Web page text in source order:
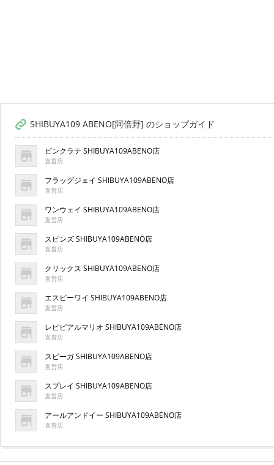
SHIBUYA109 ABENO[阿倍野] のショップガイド
ピンクラテ SHIBUYA109ABENO店
直営店
フラッグジェイ SHIBUYA109ABENO店
直営店
ワンウェイ SHIBUYA109ABENO店
直営店
スピンズ SHIBUYA109ABENO店
直営店
クリックス SHIBUYA109ABENO店
直営店
エスビーワイ SHIBUYA109ABENO店
直営店
レピピアルマリオ SHIBUYA109ABENO店
直営店
スピーガ SHIBUYA109ABENO店
直営店
スプレイ SHIBUYA109ABENO店
直営店
アールアンドイー SHIBUYA109ABENO店
直営店